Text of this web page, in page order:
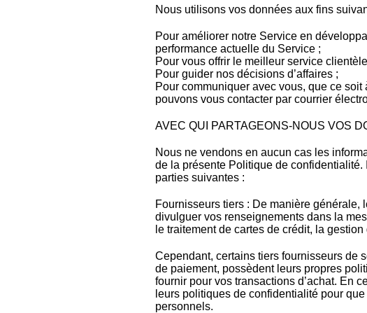
Nous utilisons vos données aux fins
Pour améliorer notre Service en
performance actuelle du Service ;
Pour vous offrir le meilleur service
Pour guider nos décisions d’affaires ;
Pour communiquer avec vous, que ce
pouvons vous contacter par courrier
AVEC QUI PARTAGEONS-NOUS VOS
Nous ne vendons en aucun cas les
de la présente Politique de
parties suivantes :
Fournisseurs tiers : De manière
divulguer vos renseignements dans la
le traitement de cartes de crédit, la
Cependant, certains tiers fournisseurs de
de paiement, possèdent leurs propres
fournir pour vos transactions d’achat. En
leurs politiques de confidentialité pour
personnels.